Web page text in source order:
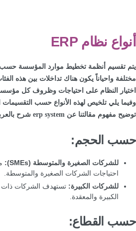
أنواع نظام ERP
يتم تقسيم أنظمة تخطيط موارد المؤسسة حسب
مختلفة واحياناً يكون هناك تداخلات بين هذه
اختيار النظام على احتياجات وظروف كل
وفيما يلي تلخيص لهذه الأنواع حسب
توضيح مفهوم مقالتنا عن erp system شرح بالعربي :
حسب الحجم:
للشركات الصغيرة والمتوسطة (SMEs):
احتياجات الشركات الصغيرة والمتوسطة.
للشركات الكبيرة: تستهدف الشركات ذات
الكبيرة والمعقدة.
حسب القطاع: